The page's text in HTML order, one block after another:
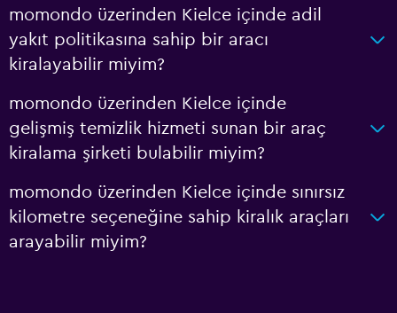
momondo üzerinden Kielce içinde adil
yakıt politikasına sahip bir aracı
kiralayabilir miyim?
momondo üzerinden Kielce içinde
gelişmiş temizlik hizmeti sunan bir araç
kiralama şirketi bulabilir miyim?
momondo üzerinden Kielce içinde sınırsız
kilometre seçeneğine sahip kiralık araçları
arayabilir miyim?